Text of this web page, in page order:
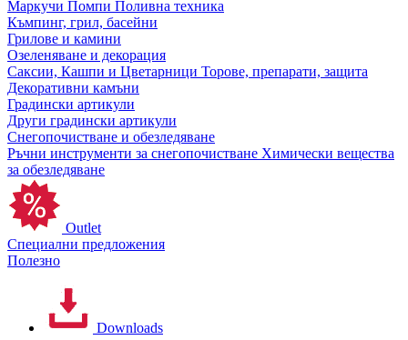
Маркучи Помпи Поливна техника
Къмпинг, грил, басейни
Грилове и камини
Озеленяване и декорация
Саксии, Кашпи и Цветарници Торове, препарати, защита
Декоративни камъни
Градински артикули
Други градински артикули
Снегопочистване и обезледяване
Ръчни инструменти за снегопочистване Химически вещества
за обезледяване
Outlet
Специални предложения
Полезно
Downloads